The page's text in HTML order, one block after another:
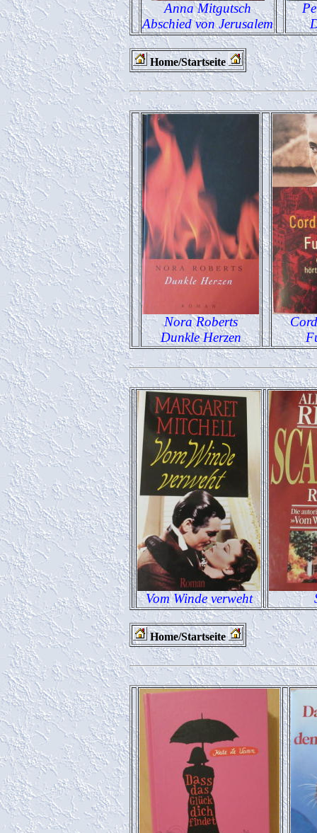
Anna Mitgutsch
Abschied von Jerusalem
Home/Startseite
Nora Roberts
Dunkle Herzen
Vom Winde verweht
Home/Startseite